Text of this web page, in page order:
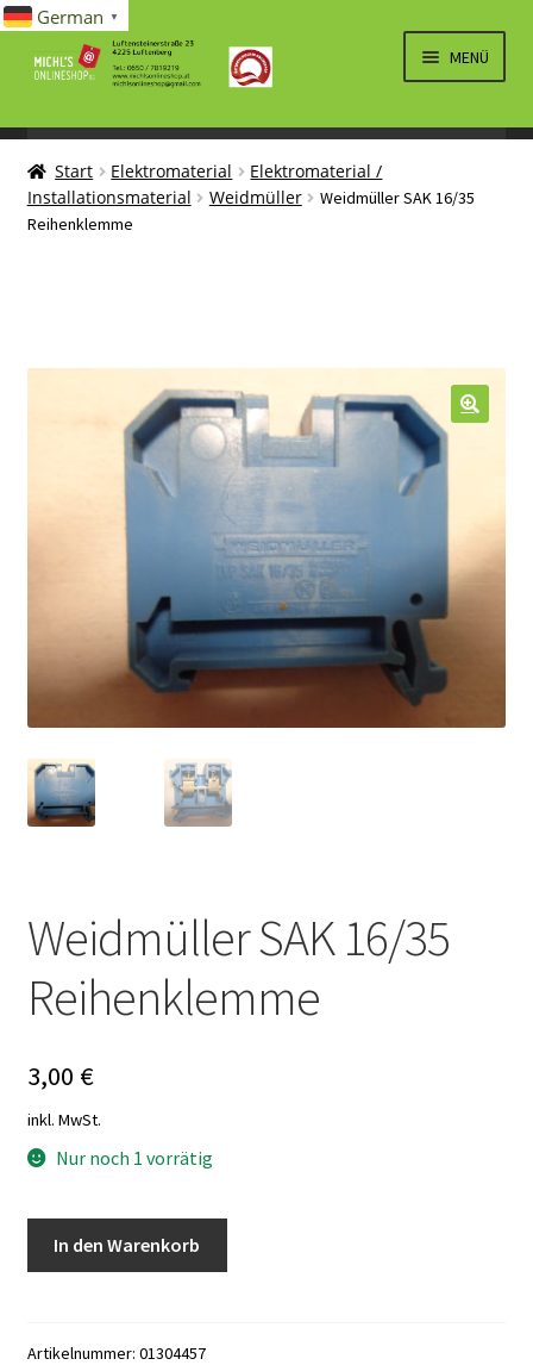
Navigation
Inhalt
MENÜ
SPIELWAREN/BAUSÄTZE
ÖFFNEN
ELEKTRO
ÖFFNEN
LÜFTUNG, HEIZUNG, KLIMA
ÖFFNEN
Start Elektromaterial
Elektromaterial /
Installationsmaterial
Weidmüller
Weidmüller SAK 16/35
Reihenklemme
Weidmüller SAK 16/35
Reihenklemme
3,00 €
inkl. MwSt.
Nur noch 1 vorrätig
Menge
In den Warenkorb
Artikelnummer: 01304457
German ▼